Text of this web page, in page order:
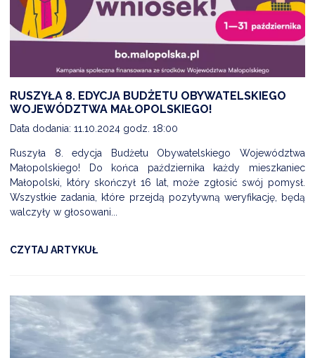
RUSZYŁA 8. EDYCJA BUDŻETU OBYWATELSKIEGO
WOJEWÓDZTWA MAŁOPOLSKIEGO!
Data dodania: 11.10.2024 godz. 18:00
Ruszyła 8. edycja Budżetu Obywatelskiego Województwa
Małopolskiego! Do końca października każdy mieszkaniec
Małopolski, który skończył 16 lat, może zgłosić swój pomysł.
Wszystkie zadania, które przejdą pozytywną weryfikację, będą
walczyły w głosowani...
CZYTAJ ARTYKUŁ